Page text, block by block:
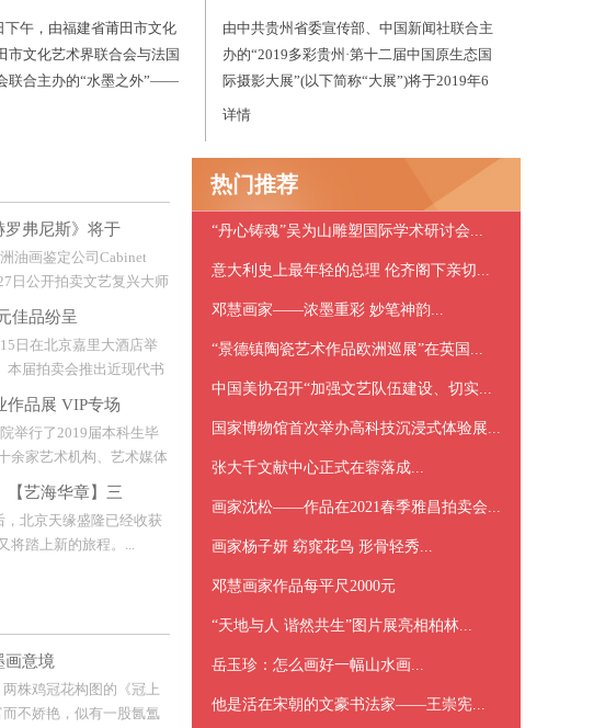
下午，由福建省莆田市文化
市文化艺术界联合会与法国
联合主办的“水墨之外”——
作品巡展(莆田站)，在福建省
由中共贵州省委宣传部、中国新闻社联合主
办的“2019多彩贵州·第十二届中国原生态国
际摄影大展”(以下简称“大展”)将于2019年6
月29日在贵阳开展，展场整体以篆体“贵”字
详情
罗弗尼斯》将于
油画鉴定公司Cabinet
日公开拍卖文艺复兴大师
与赫罗弗尼斯》（Judith
过一百年，五年前在民宅
佳品纷呈
日在北京嘉里大酒店举
本届拍卖会推出近现代书
书、当代书画、现当代
砂艺术专场”，拍品共计
作品展 VIP专场
举行了2019届本科生毕
余家艺术机构、艺术媒体
品收藏爱好者们，来到
展厅进行专场观展。嘉
当晚19:00在美术学院A
【艺海华章】三
北京天缘盛隆已经收获
将踏上新的旅程。...
意境
株鸡冠花构图的《冠上
不娇艳，似有一股氤氲
热门推荐
“丹心铸魂”吴为山雕塑国际学术研讨会...
意大利史上最年轻的总理 伦齐阁下亲切...
邓慧画家——浓墨重彩 妙笔神韵...
“景德镇陶瓷艺术作品欧洲巡展”在英国...
中国美协召开“加强文艺队伍建设、切实...
国家博物馆首次举办高科技沉浸式体验展...
张大千文献中心正式在蓉落成...
画家沈松——作品在2021春季雅昌拍卖会...
画家杨子妍 窈窕花鸟 形骨轻秀...
邓慧画家作品每平尺2000元
“天地与人 谐然共生”图片展亮相柏林...
岳玉珍：怎么画好一幅山水画...
他是活在宋朝的文豪书法家——王崇宪...